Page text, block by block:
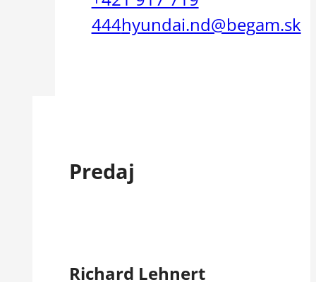
444hyundai.nd@begam.sk
Predaj
Richard Lehnert